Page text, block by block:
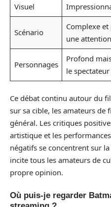
Visuel
Scénario
Complexe
une
Personnages
Profond
le
Ce débat continu autour du
sur sa cible, les amateurs de
général. Les critiques
artistique et les
négatifs se concentrent sur
incite tous les amateurs de
propre opinion.
Où puis-je regarder